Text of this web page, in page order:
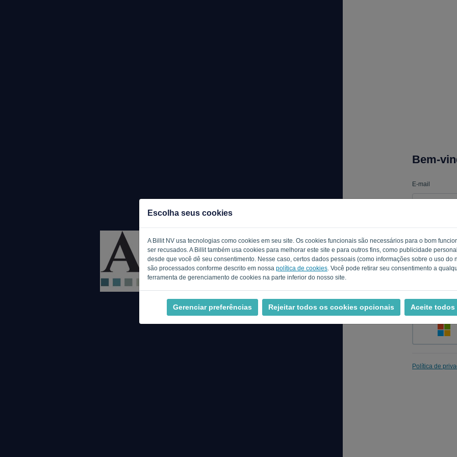
Escolha seus cookies
A Billit NV usa tecnologias como cookies em seu site. Os cookies funcionais são necessários para o bom
ser recusados. A Billit também usa cookies para melhorar este site e para outros fins, como publicidade
desde que você dê seu consentimento. Nesse caso, certos dados pessoais (como informações sobre o uso do
são processados conforme descrito em nossa política de cookies . Você pode retirar seu consentimento a
ferramenta de gerenciamento de cookies na parte inferior do nosso site.
Gerenciar preferências Rejeitar todos os cookies opcionais Aceite
Bem-
E-mail
Lembre-me
Política de